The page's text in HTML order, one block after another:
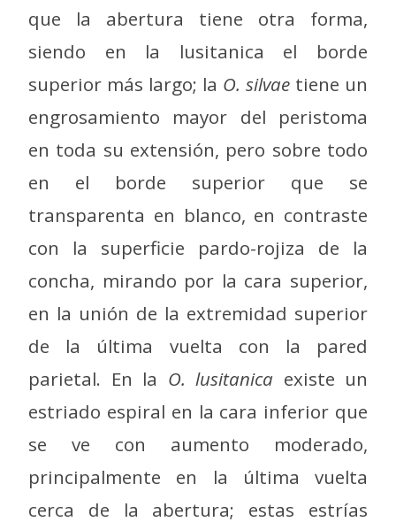
que la abertura tiene otra forma,
siendo en la lusitanica el borde
superior más largo; la O. silvae tiene un
engrosamiento mayor del peristoma
en toda su extensión, pero sobre todo
en el borde superior que se
transparenta en blanco, en contraste
con la superficie pardo-rojiza de la
concha, mirando por la cara superior,
en la unión de la extremidad superior
de la última vuelta con la pared
parietal. En la O. lusitanica existe un
estriado espiral en la cara inferior que
se ve con aumento moderado,
principalmente en la última vuelta
cerca de la abertura; estas estrías